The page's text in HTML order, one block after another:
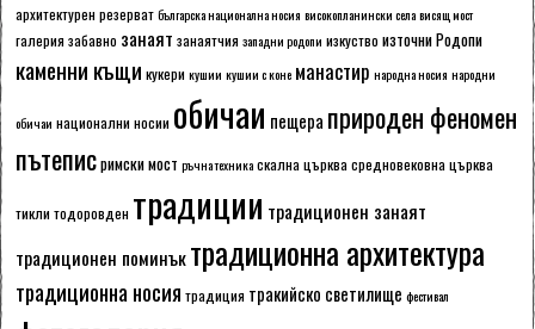
архитектурен резерват българска национална носия високопланински села висящ мост
галерия забавно занаят занаятчия западни родопи изкуство източни Родопи
каменни къщи кукери кушии кушии с коне манастир народна носия народни
обичаи национални носии обичаи пещера природен феномен
пътеписримски мост ръчна техника скална църквасредновековна църква
тикли тодоровден традиции традиционен занаят
традиционен поминъктрадиционна архитектура
традиционна носия традиция тракийско светилище фестивал